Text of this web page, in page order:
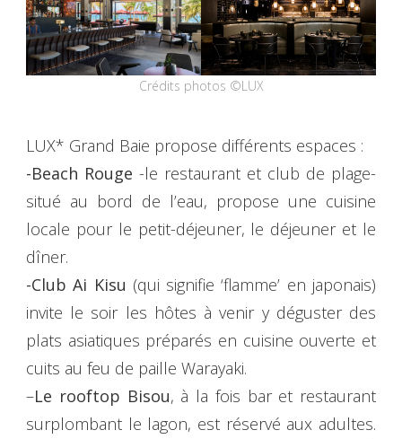
Crédits photos ©LUX
LUX* Grand Baie propose différents espaces :
-Beach Rouge -le restaurant et club de plage-
situé au bord de l’eau, propose une cuisine
locale pour le petit-déjeuner, le déjeuner et le
dîner.
-Club Ai Kisu (qui signifie ‘flamme’ en japonais)
invite le soir les hôtes à venir y déguster des
plats asiatiques préparés en cuisine ouverte et
cuits au feu de paille Warayaki.
–Le rooftop Bisou, à la fois bar et restaurant
surplombant le lagon, est réservé aux adultes.